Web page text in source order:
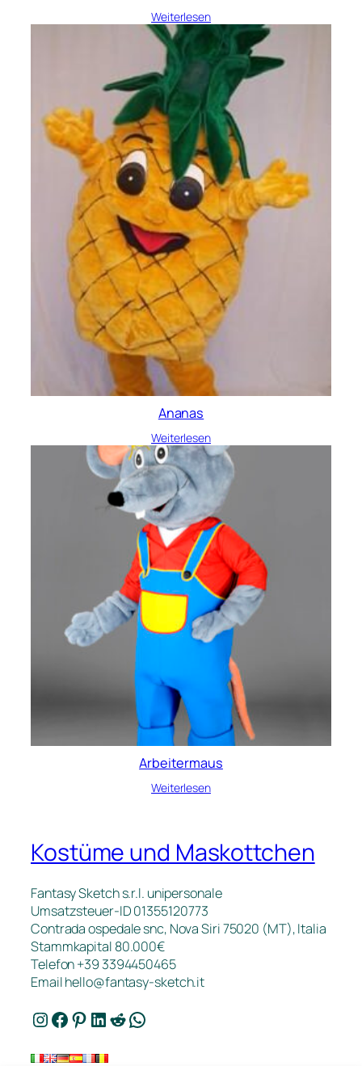
Weiterlesen
Ananas
Weiterlesen
Arbeitermaus
Weiterlesen
Kostüme und Maskottchen
Fantasy Sketch s.r.l. unipersonale
Umsatzsteuer-ID 01355120773
Contrada ospedale snc, Nova Siri 75020 (MT), Italia
Stammkapital 80.000€
Telefon +39 3394450465
Emailhello@fantasy-sketch.it
Instagram Facebook Pinterest LinkedIn Reddit WhatsApp